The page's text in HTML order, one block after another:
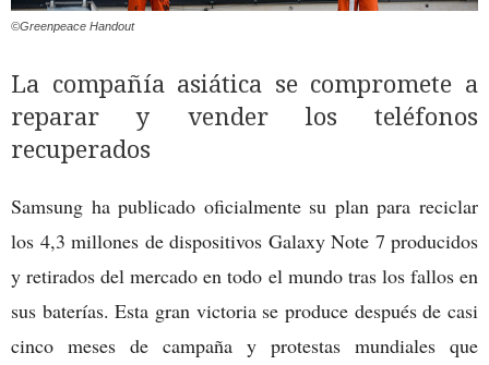
©Greenpeace Handout
La compañía asiática se compromete a
reparar y vender los teléfonos
recuperados
Samsung ha publicado oficialmente su plan para reciclar
los 4,3 millones de dispositivos Galaxy Note 7 producidos
y retirados del mercado en todo el mundo tras los fallos en
sus baterías. Esta gran victoria se produce después de casi
cinco meses de campaña y protestas mundiales que